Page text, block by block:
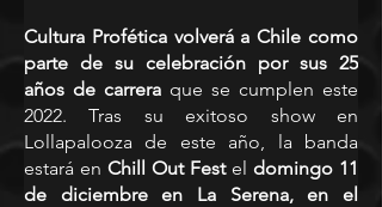
Cultura Profética volverá a Chile como
parte de su celebración por sus 25
años de carrera que se cumplen este
2022. Tras su exitoso show en
Lollapalooza de este año, la banda
estará en Chill Out Fest el domingo 11
de diciembre en La Serena, en el